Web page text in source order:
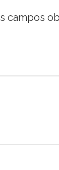
campos